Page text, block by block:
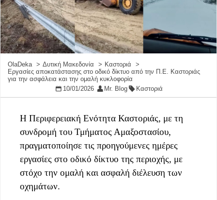
OlaDeka Δυτική Μακεδονία
Καστοριά
Εργασίες αποκατάστασης στο οδικό δίκτυο από την Π.Ε. Καστοριάς
για την ασφάλεια και την ομαλή κυκλοφορία
10/01/2026
Mr. Blog Καστοριά
Η Περιφερειακή Ενότητα Καστοριάς, με τη
συνδρομή του Τμήματος Αμαξοστασίου,
πραγματοποίησε τις προηγούμενες ημέρες
εργασίες στο οδικό δίκτυο της περιοχής, με
στόχο την ομαλή και ασφαλή διέλευση των
οχημάτων.